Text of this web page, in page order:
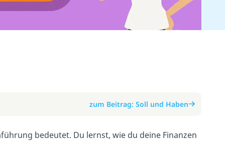
zum Beitrag: Soll und Haben
bedeutet. Du lernst, wie du deine Finanzen